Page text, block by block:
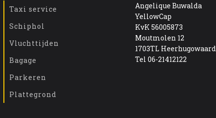
Taxi service
Schiphol
Vluchttijden
Bagage
Parkeren
Plattegrond
Angelique Buwalda
YellowCap
KvK 56005873
Moutmolen 12
1703TL Heerhugowaard
Tel 06-21412122